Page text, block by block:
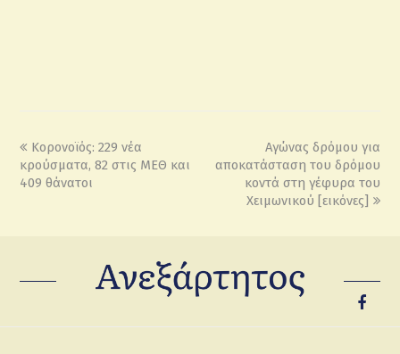
Κορονοϊός: 229 νέα
κρούσματα, 82 στις ΜΕΘ και
409 θάνατοι
Αγώνας δρόμου για
αποκατάσταση του δρόμου
κοντά στη γέφυρα του
Χειμωνικού [εικόνες]